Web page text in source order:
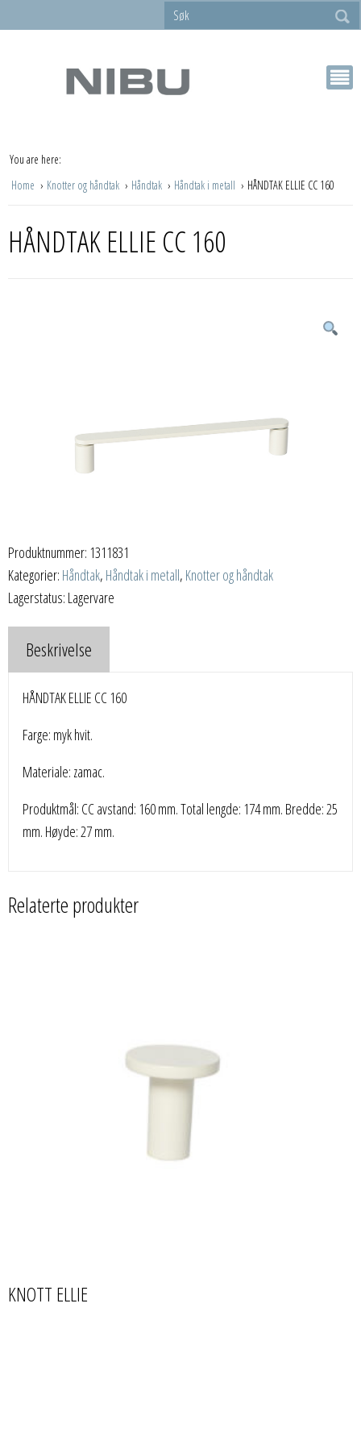
You are here:
Home
Knotter og håndtak Håndtak Håndtak i metall HÅNDTAK ELLIE CC 160
HÅNDTAK ELLIE CC 160
Produktnummer: 1311831
Kategorier: Håndtak, Håndtak i metall, Knotter og håndtak
Lagerstatus: Lagervare
Beskrivelse
HÅNDTAK ELLIE CC 160
Farge: myk hvit.
Materiale: zamac.
Produktmål: CC avstand: 160 mm. Total lengde: 174 mm. Bredde: 25
mm. Høyde: 27 mm.
Relaterte produkter
KNOTT ELLIE